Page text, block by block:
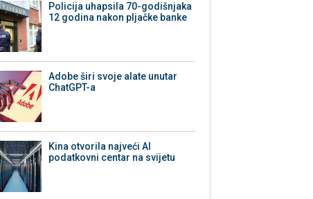
Policija uhapsila 70-godišnjaka
12 godina nakon pljačke banke
Adobe širi svoje alate unutar
ChatGPT-a
Kina otvorila najveći AI
podatkovni centar na svijetu